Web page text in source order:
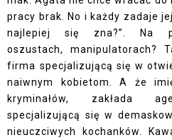
pracy brak. No i każdy zadaje
najlepiej się zna?”. Na
oszustach, manipulatorach?
firma specjalizującą się w
naiwnym kobietom. A że
kryminałów, zakłada
specjalizującą się w
nieuczciwych kochanków.